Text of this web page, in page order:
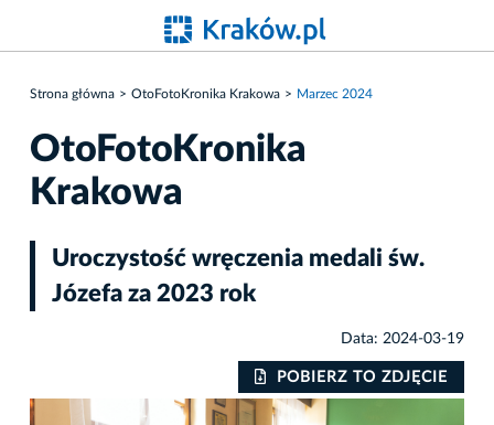
Strona główna OtoFotoKronika Krakowa Marzec 2024
OtoFotoKronika
Krakowa
Uroczystość wręczenia medali św.
Józefa za 2023 rok
Data: 2024-03-19
POBIERZ TO ZDJĘCIE